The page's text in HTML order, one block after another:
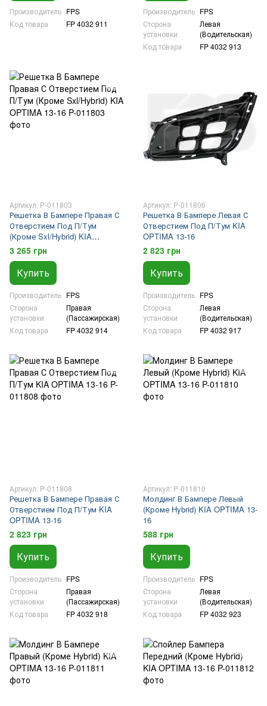
Производитель FPS
Код товара
FP 4032 911
Производитель FPS
Сторона
установки
Левая
(Водительская)
Код товара
FP 4032 913
Артикул: P-011803
Решетка В Бампере Правая С
Отверстием Под П/Тум
(Кроме Sxl/Hybrid) KIA
OPTIMA 13-16
3 265 грн
Купить
Производитель FPS
Сторона
установки
Правая
(Пассажирская)
Код товара
FP 4032 914
Артикул: P-011806
Решетка В Бампере Левая С
Отверстием Под П/Тум KIA
OPTIMA 13-16
2 823 грн
Купить
Производитель FPS
Сторона
установки
Левая
(Водительская)
Код товара
FP 4032 917
Артикул: P-011808
Решетка В Бампере Правая С
Отверстием Под П/Тум KIA
OPTIMA 13-16
2 823 грн
Купить
Производитель FPS
Сторона
установки
Правая
(Пассажирская)
Код товара
FP 4032 918
Артикул: P-011810
Молдинг В Бампере Левый
(Кроме Hybrid) KIA OPTIMA 13-
16
588 грн
Купить
Производитель FPS
Сторона
установки
Левая
(Водительская)
Код товара
FP 4032 923